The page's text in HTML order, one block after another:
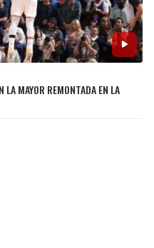
LA MAYOR REMONTADA EN LA